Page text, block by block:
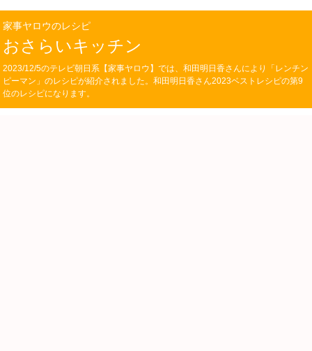
家事ヤロウのレシピ
おさらいキッチン
2023/12/5のテレビ朝日系【家事ヤロウ】では、和田明日香さんにより「レンチン
ピーマン」のレシピが紹介されました。和田明日香さん2023ベストレシピの第9
位のレシピになります。